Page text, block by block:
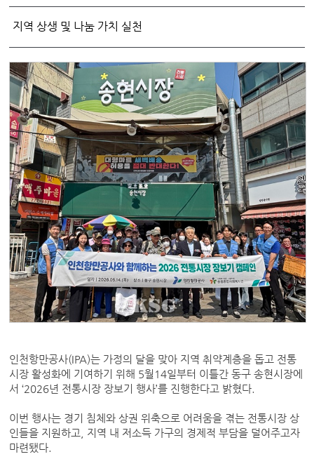
지역 상생 및 나눔 가치 실천
인천항만공사(IPA)는 가정의 달을 맞아 지역 취약계층을 돕고 전통
시장 활성화에 기여하기 위해 5월14일부터 이틀간 동구 송현시장에
서 ‘2026년 전통시장 장보기 행사’를 진행한다고 밝혔다.
이번 행사는 경기 침체와 상권 위축으로 어려움을 겪는 전통시장 상
인들을 지원하고, 지역 내 저소득 가구의 경제적 부담을 덜어주고자
마련됐다.